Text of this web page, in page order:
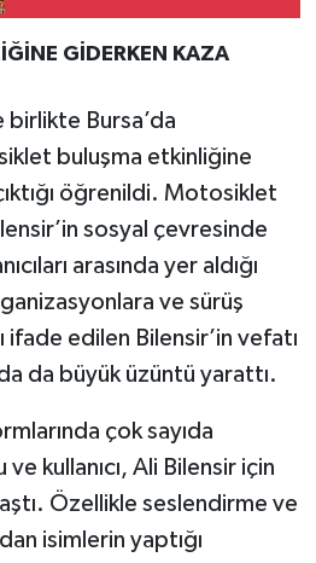
görüşmeleri devam
GİDERKEN KAZA
birlikte Bursa’da
buluşma etkinliğine
öğrenildi. Motosiklet
sosyal çevresinde
arasında yer aldığı
ve sürüş
ifade edilen Bilensir’in vefatı
da büyük üzüntü yarattı.
çok sayıda
kullanıcı, Ali Bilensir için
Özellikle seslendirme ve
isimlerin yaptığı